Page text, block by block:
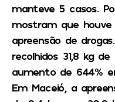
manteve 5 casos.
mostram que
apreensão de
recolhidos 31,8 kg
aumento de 644%
Em Maceió, a